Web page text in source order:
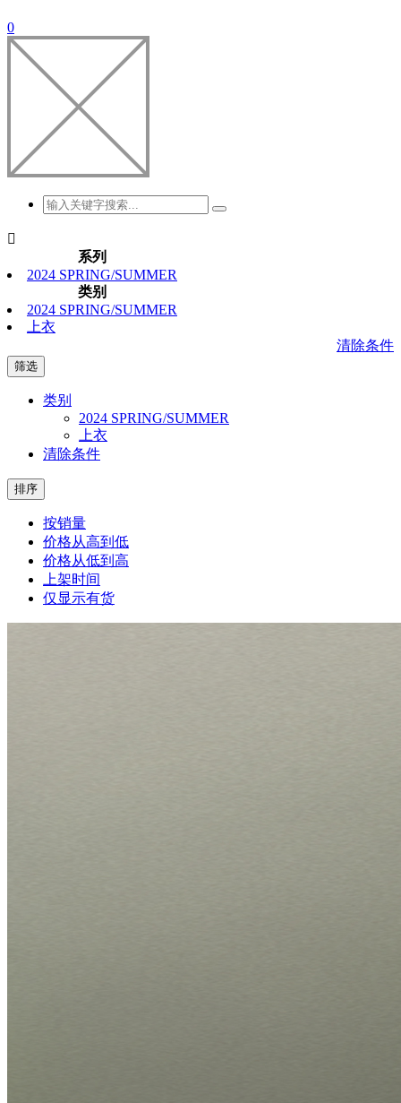
0

系列
2024 SPRING/SUMMER
类别
2024 SPRING/SUMMER
上衣
清除条件
筛选
类别
2024 SPRING/SUMMER
上衣
清除条件
排序
按销量
价格从高到低
价格从低到高
上架时间
仅显示有货